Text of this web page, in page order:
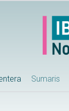
Sumaris